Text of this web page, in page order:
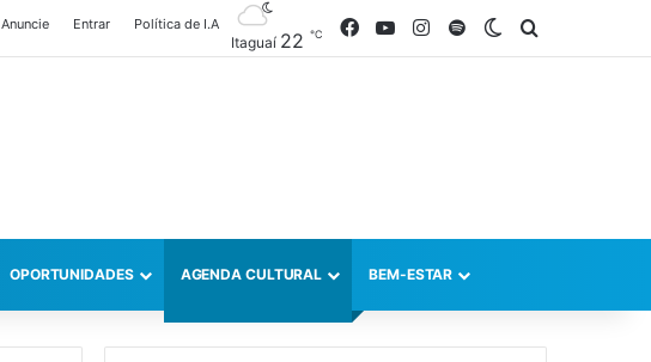
Anuncie Entrar Política de I.A
Itaguaí 22 ℃ FacebookYouTubeInstagram
SpotifySwitch skin
OPORTUNIDADES AGENDA CULTURAL BEM-ESTAR